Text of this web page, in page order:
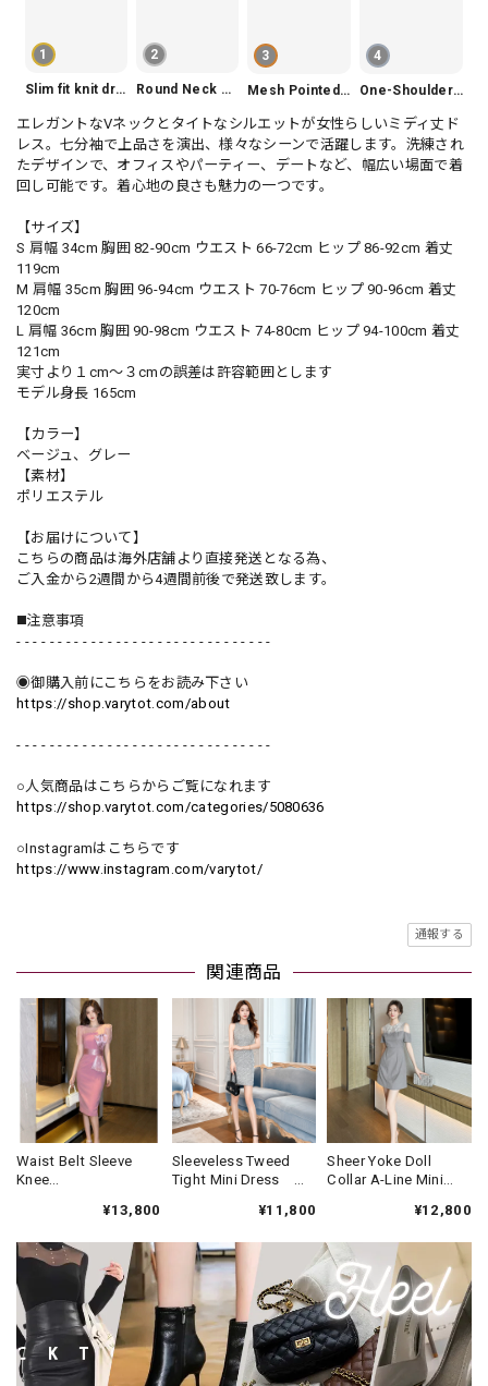
1
Slim fit knit dress(3color) V1330
2
Round Neck Tiered Sleeveless Dress V2290
3
Mesh Pointed Toe Pumps V165
4
One-Shoulder Slim-Fit Flattering Mermaid Skirt Dress V2295
エレガントなVネックとタイトなシルエットが女性らしいミディ丈ド
レス。七分袖で上品さを演出、様々なシーンで活躍します。洗練され
たデザインで、オフィスやパーティー、デートなど、幅広い場面で着
回し可能です。着心地の良さも魅力の一つです。
【サイズ】
S 肩幅 34cm 胸囲 82-90cm ウエスト 66-72cm ヒップ 86-92cm 着丈
119cm
M 肩幅 35cm 胸囲 96-94cm ウエスト 70-76cm ヒップ 90-96cm 着丈
120cm
L 肩幅 36cm 胸囲 90-98cm ウエスト 74-80cm ヒップ 94-100cm 着丈
121cm
実寸より１cm〜３cmの誤差は許容範囲とします
モデル身長 165cm
【カラー】
ベージュ、グレー
【素材】
ポリエステル
【お届けについて】
こちらの商品は海外店舗より直接発送となる為、
ご入金から2週間から4週間前後で発送致します。
◼️注意事項
- - - - - - - - - - - - - - - - - - - - - - - - - - - - - - -
◉御購入前にこちらをお読み下さい
https://shop.varytot.com/about
- - - - - - - - - - - - - - - - - - - - - - - - - - - - - - -
○人気商品はこちらからご覧になれます
https://shop.varytot.com/categories/5080636
○Instagramはこちらです
https://www.instagram.com/varytot/
通報する
関連商品
Waist Belt Sleeve
Knee
¥13,800
Sleeveless Tweed
Tight Mini Dress
¥11,800
Sheer Yoke Doll
Collar A-Line Mini
¥12,800